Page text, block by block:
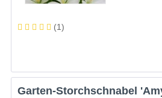
(1)
Garten-Storchschnabel 'Amy